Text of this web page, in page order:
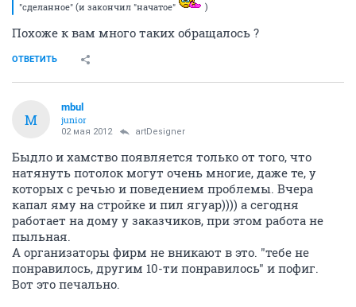
"сделанное" (и закончил "начатое"
)
Похоже к вам много таких обращалось ?
ОТВЕТИТЬ
M
mbul
junior
02 мая 2012 artDesigner
Быдло и хамство появляется только от того, что
натянуть потолок могут очень многие, даже те, у
которых с речью и поведением проблемы. Вчера
капал яму на стройке и пил ягуар)))) а сегодня
работает на дому у заказчиков, при этом работа не
пыльная.
А организаторы фирм не вникают в это. "тебе не
понравилось, другим 10-ти понравилось" и пофиг.
Вот это печально.